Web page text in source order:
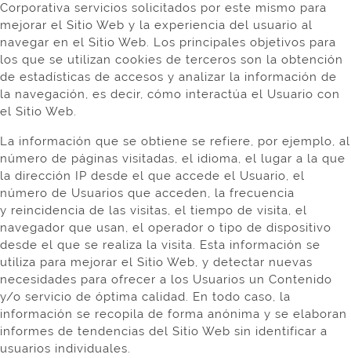
Corporativa servicios solicitados por este mismo para
mejorar el Sitio Web y la experiencia del usuario al
navegar en el Sitio Web. Los principales objetivos para
los que se utilizan cookies de terceros son la obtención
de estadísticas de accesos y analizar la información de
la navegación, es decir, cómo interactúa el Usuario con
el Sitio Web.
La información que se obtiene se refiere, por ejemplo, al
número de páginas visitadas, el idioma, el lugar a la que
la dirección IP desde el que accede el Usuario, el
número de Usuarios que acceden, la frecuencia
y reincidencia de las visitas, el tiempo de visita, el
navegador que usan, el operador o tipo de dispositivo
desde el que se realiza la visita. Esta información se
utiliza para mejorar el Sitio Web, y detectar nuevas
necesidades para ofrecer a los Usuarios un Contenido
y/o servicio de óptima calidad. En todo caso, la
información se recopila de forma anónima y se elaboran
informes de tendencias del Sitio Web sin identificar a
usuarios individuales.